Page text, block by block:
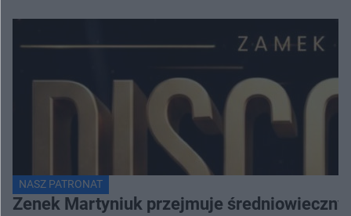
NASZ PATRONAT
Zenek Martyniuk przejmuje